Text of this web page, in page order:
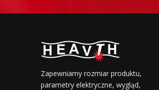
Zapewniamy rozmiar produktu,
parametry elektryczne, wygląd,